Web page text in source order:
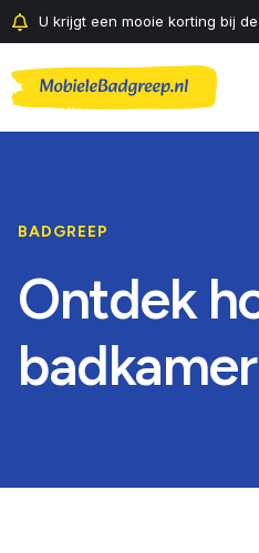
U krijgt een mooie korting bij
BADGREEP
Ontdek